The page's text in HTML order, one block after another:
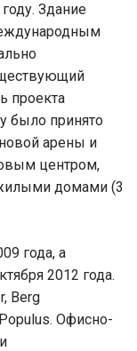
Здание
проекта
было принято
арены и
центром,
домами (3
года, а
2012 года.
Berg
Офисно-